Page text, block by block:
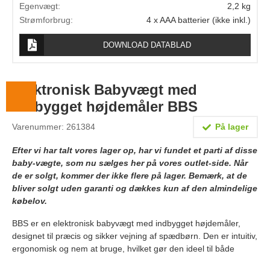
Pakkevægte
Lægevægte
Vægtlodder
Information
Kalibrering og verifikation
Handelsbetingelser
Kontakt
Egenvægt:
2,2 kg
Strømforbrug:
4 x AAA batterier (ikke inkl.)
DOWNLOAD DATABLAD
Elektronisk Babyvægt med
indbygget højdemåler BBS
Varenummer: 261384 På lager
Efter vi har talt vores lager op, har vi fundet et parti af disse
baby-vægte, som nu sælges her på vores outlet-side. Når
de er solgt, kommer der ikke flere på lager. Bemærk, at de
bliver solgt uden garanti og dækkes kun af den almindelige
købelov.
BBS er en elektronisk babyvægt med indbygget højdemåler,
designet til præcis og sikker vejning af spædbørn. Den er intuitiv,
ergonomisk og nem at bruge, hvilket gør den ideel til både